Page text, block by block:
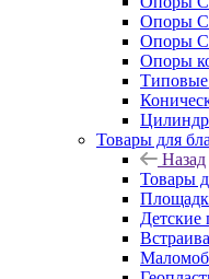
Опоры
Опоры
Опоры
Товары для
Назад
Товары
Детские